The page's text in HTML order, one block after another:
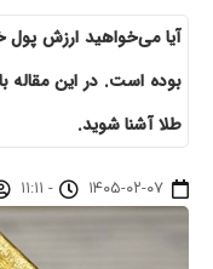
آیا می‌خواهید ارزش پول
بوده است. در این مقاله با
طلا آشنا شوید.
۱۴۰۵-۰۲-۰۷ - ۱۱:۱۱